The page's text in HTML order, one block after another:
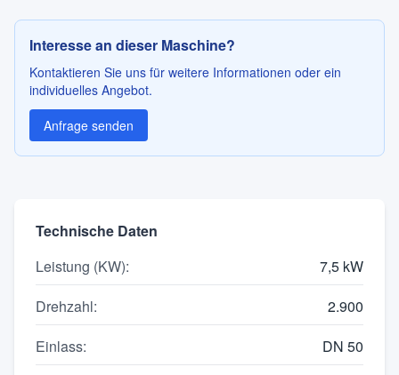
Interesse an dieser Maschine?
Kontaktieren Sie uns für weitere Informationen oder ein
individuelles Angebot.
Anfrage senden
Technische Daten
Leistung (KW):
7,5 kW
Drehzahl:
2.900
Einlass:
DN 50